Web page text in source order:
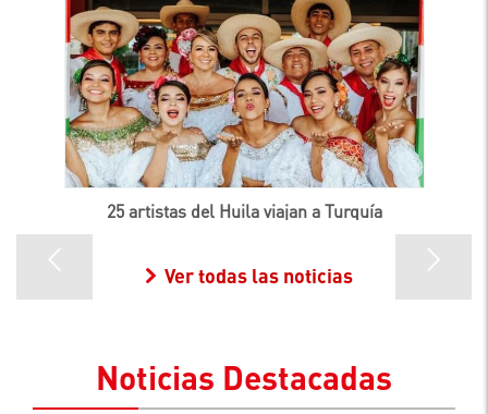
25 artistas del Huila viajan a Turquía
Ver todas las noticias
Noticias Destacadas